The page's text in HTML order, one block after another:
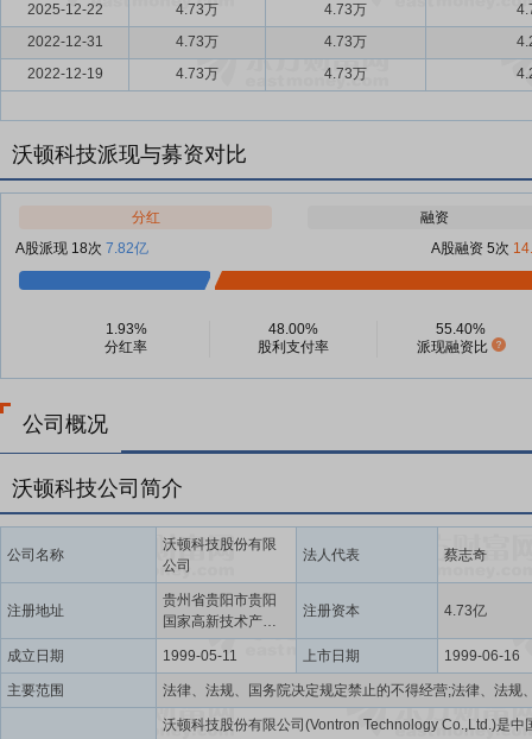
2025-12-22 4.73万 4.73万
2022-12-31
4.73万 4.73万
2022-12-19
4.73万 4.73万
沃顿科技派现与募资对比
分红
融资
A股派现 18次 7.82亿 A股融资 5次
1.93%
分红率
48.00%
股利支付率
55.40%
派现融资比
公司概况
沃顿科技公司简介
公司名称
沃顿科技股份有限
公司
法人代表 蔡志奇
注册地址
贵州省贵阳市贵阳
国家高新技术产业
开发区黎阳大道
1518号
注册资本 4.73亿
成立日期 1999-05-11 上市日期 1999-06-16
主要范围
沃顿科技股份有限公司(Vontron Technology Co.,Ltd.)是中